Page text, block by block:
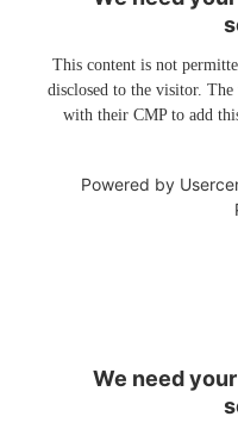
This content is not
disclosed to the visitor. The
with their CMP to add
Powered by
We need